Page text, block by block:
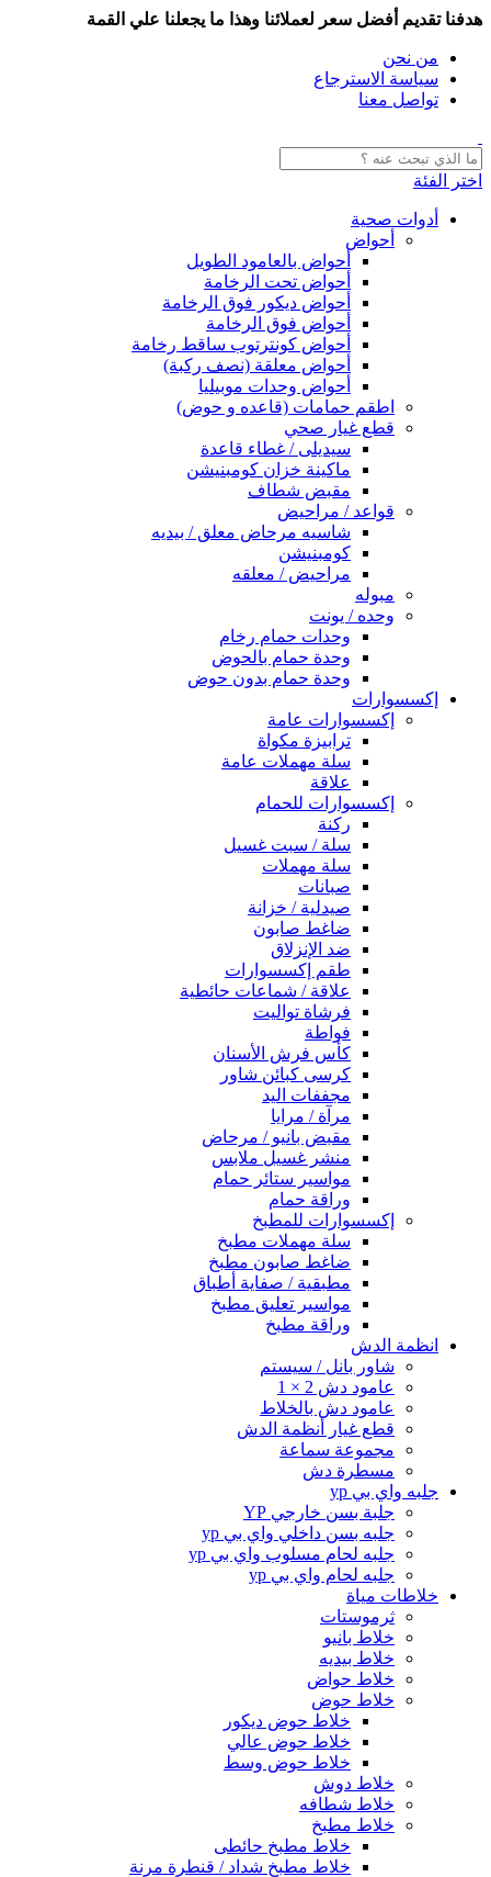
هدفنا تقديم أفضل سعر لعملائنا وهذا ما يجعلنا علي القمة
من نحن
سياسة الاسترجاع
تواصل معنا
اختر الفئة
أدوات صحية
أحواض
أحواض بالعامود الطويل
أحواض تحت الرخامة
أحواض ديكور فوق الرخامة
أحواض فوق الرخامة
أحواض كونترتوب ساقط رخامة
أحواض معلقة (نصف ركبة)
أحواض وحدات موبيليا
اطقم حمامات (قاعده و حوض)
قطع غيار صحي
سيديلى / غطاء قاعدة
ماكينة خزان كومبنيشن
مقبض شطاف
قواعد / مراحيض
شاسيه مرحاض معلق / بيديه
كومبنيشن
مراحيض / معلقه
مبوله
وحده / يونت
وحدات حمام رخام
وحدة حمام بالحوض
وحدة حمام بدون حوض
إكسسوارات
إكسسوارات عامة
ترابيزة مكواة
سلة مهملات عامة
علاقة
إكسسوارات للحمام
ركنة
سلة / سبت غسيل
سلة مهملات
صبانات
صيدلية / خزانة
ضاغط صابون
ضد الإنزلاق
طقم إكسسوارات
علاقة / شماعات حائطية
فرشاة تواليت
فواطة
كأس فرش الأسنان
كرسى كبائن شاور
مجففات اليد
مرآة / مرايا
مقبض بانيو / مرحاض
منشر غسيل ملابس
مواسير ستائر حمام
وراقة حمام
إكسسوارات للمطبخ
سلة مهملات مطبخ
ضاغط صابون مطبخ
مطبقية / صفاية أطباق
مواسير تعليق مطبخ
وراقة مطبخ
انظمة الدش
شاور بانل / سيستم
عامود دش 2 × 1
عامود دش بالخلاط
قطع غيار أنظمة الدش
مجموعة سماعة
مسطرة دش
جلبه واي بي yp
جلبة بسن خارجي YP
جلبه بسن داخلي واي بي yp
جلبه لحام مسلوب واي بي yp
جلبه لحام واي بي yp
خلاطات مياة
ثرموستات
خلاط بانيو
خلاط بيديه
خلاط حواض
خلاط حوض
خلاط حوض ديكور
خلاط حوض عالي
خلاط حوض وسط
خلاط دوش
خلاط شطافه
خلاط مطبخ
خلاط مطبخ حائطى
خلاط مطبخ شداد / قنطرة مرنة